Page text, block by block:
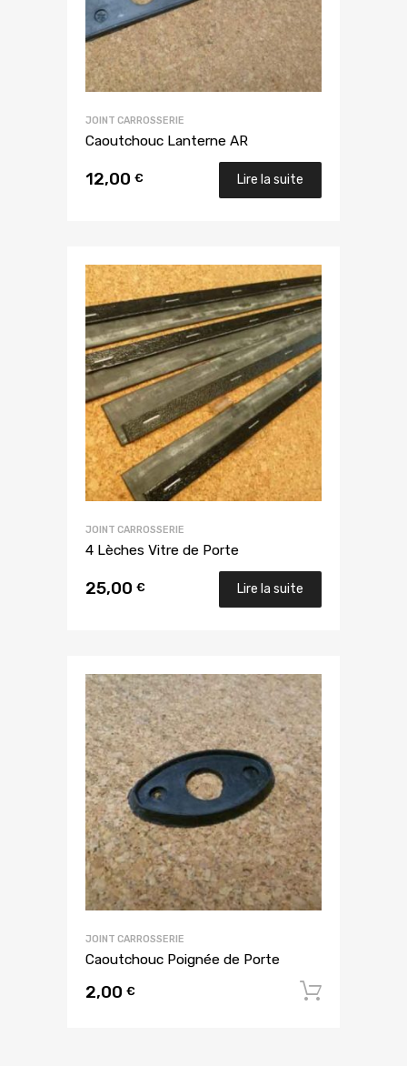
JOINT CARROSSERIE
Caoutchouc Lanterne AR
12,00 € Lire la suite
JOINT CARROSSERIE
4 Lèches Vitre de Porte
25,00 € Lire la suite
JOINT CARROSSERIE
Caoutchouc Poignée de Porte
2,00 €